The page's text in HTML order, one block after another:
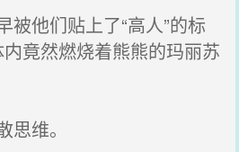
他们贴上了“高人”的标
内竟然燃烧着熊熊的玛丽苏
维。